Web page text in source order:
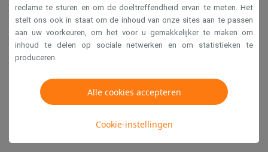
reclame te sturen en om de doeltreffendheid ervan te meten. Het
stelt ons ook in staat om de inhoud van onze sites aan te passen
aan uw voorkeuren, om het voor u gemakkelijker te maken om
inhoud te delen op sociale netwerken en om statistieken te
produceren.
Alle cookies accepteren
Cookie-instellingen